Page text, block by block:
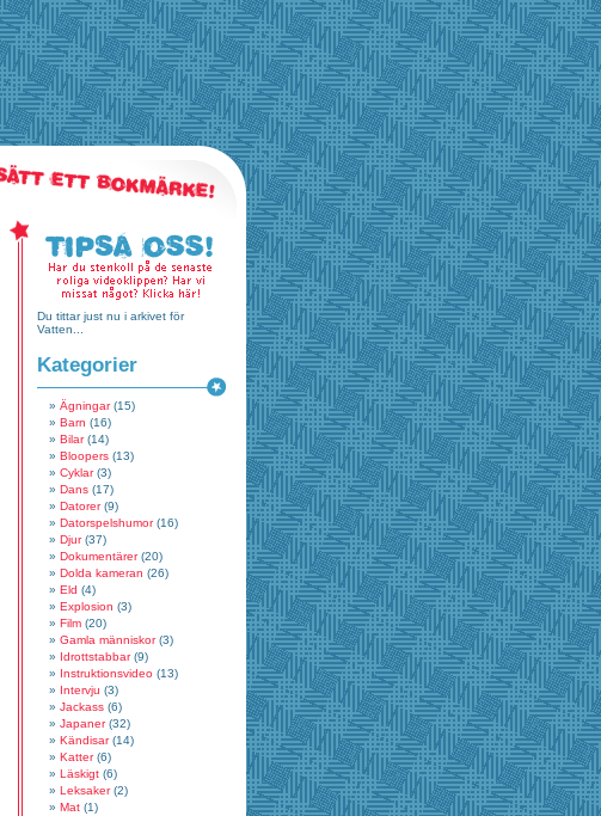
Du tittar just nu i arkivet för
Vatten...
Kategorier
Ägningar(15)
Barn (16)
Bilar(14)
Bloopers (13)
Cyklar(3)
Dans (17)
Datorer(9)
Datorspelshumor(16)
Djur(37)
Dokumentärer(20)
Dolda kameran (26)
Eld (4)
Explosion (3)
Film (20)
Gamla människor(3)
Idrottstabbar(9)
Instruktionsvideo (13)
Intervju (3)
Jackass (6)
Japaner(32)
Kändisar(14)
Katter(6)
Läskigt (6)
Leksaker(2)
Mat (1)